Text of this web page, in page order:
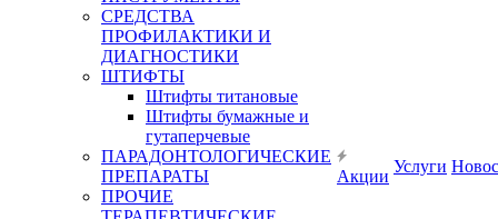
СРЕДСТВА
ПРОФИЛАКТИКИ И
ДИАГНОСТИКИ
ШТИФТЫ
Штифты титановые
Штифты бумажные и
гутаперчевые
ПАРАДОНТОЛОГИЧЕСКИЕ
ПРЕПАРАТЫ
ПРОЧИЕ
Акции
Услуги